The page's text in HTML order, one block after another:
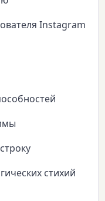
Instagram
стихий